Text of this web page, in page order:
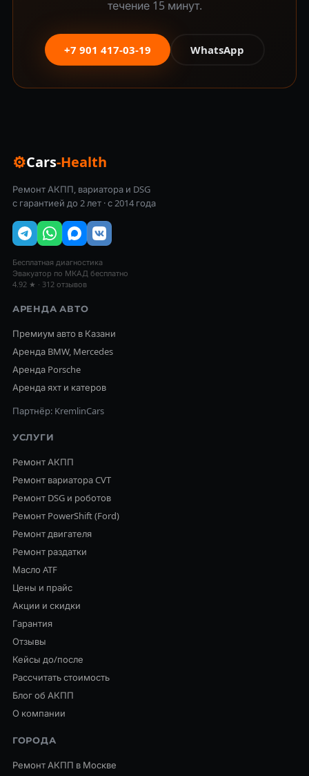
течение 15 минут.
+7 901 417-03-19 WhatsApp
⚙Cars-Health
Ремонт АКПП, вариатора и DSG
с гарантией до 2 лет · с 2014 года
Бесплатная диагностика
Эвакуатор по МКАД бесплатно
4.92 ★ · 312 отзывов
АРЕНДА АВТО
Премиум авто в Казани
Аренда BMW, Mercedes
Аренда Porsche
Аренда яхт и катеров
Партнёр: KremlinCars
УСЛУГИ
Ремонт АКПП
Ремонт вариатора CVT
Ремонт DSG и роботов
Ремонт PowerShift (Ford)
Ремонт двигателя
Ремонт раздатки
Масло ATF
Цены и прайс
Акции и скидки
Гарантия
Отзывы
Кейсы до/после
Рассчитать стоимость
Блог об АКПП
О компании
ГОРОДА
Ремонт АКПП в Москве